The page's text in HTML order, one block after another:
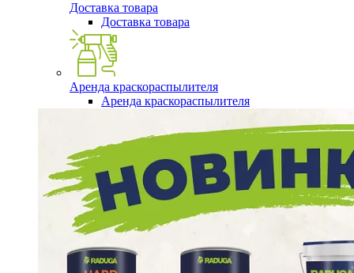
Доставка товара
Доставка товара
Аренда краскораспылителя
Аренда краскораспылителя